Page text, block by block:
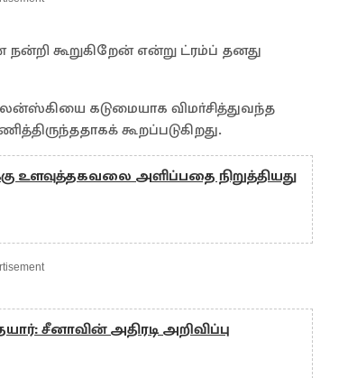
கூறுகிறேன் என்று ட்ரம்ப் தனது
கடுமையாக விமா்சித்துவந்த
கூறப்படுகிறது.
உளவுத்தகவலை அளிப்பதை நிறுத்தியது
சீனாவின் அதிரடி அறிவிப்பு